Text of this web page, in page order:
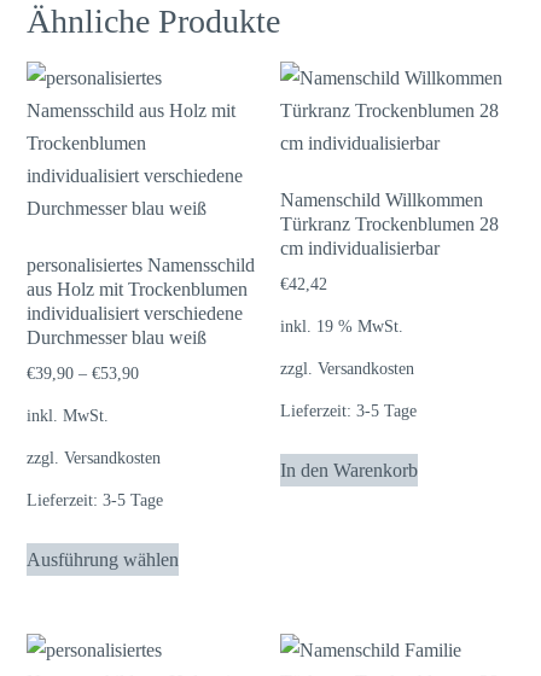
Ähnliche Produkte
personalisiertes Namensschild
aus Holz mit Trockenblumen
individualisiert verschiedene
Durchmesser blau weiß
€39,90 –€53,90
inkl. MwSt.
zzgl.Versandkosten
Lieferzeit:3-5 Tage
Ausführung wählen
Dieses
Produkt
Namenschild Willkommen
Türkranz Trockenblumen 28
cm individualisierbar
€42,42
inkl. 19 % MwSt.
zzgl.Versandkosten
Lieferzeit:3-5 Tage
In den Warenkorb